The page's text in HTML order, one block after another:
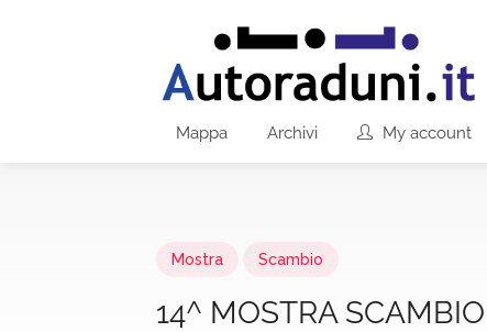
Mappa Archivi My account
Mostra Scambio
14^ MOSTRA